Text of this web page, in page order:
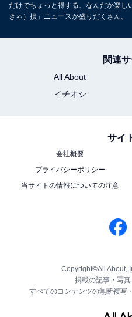
だけでちょっと得する、なんだか楽し
きゃ）損」ニュースが盛りだくさん。
関連
All About
イチオシ
サイ
会社概要
プライバシーポリシー
当サイトの情報についての注意
Copyright©All About,
掲載の記事・写真
すべてのコンテンツの無断複写